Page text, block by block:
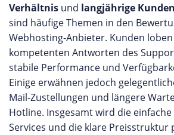
Verhältnis und langjährige
sind häufige Themen in den
Webhosting-Anbieter. Kunden
kompetenten Antworten des
stabile Performance und
Einige erwähnen jedoch
Mail-Zustellungen und längere
Hotline. Insgesamt wird die
Services und die klare Preisstruktur